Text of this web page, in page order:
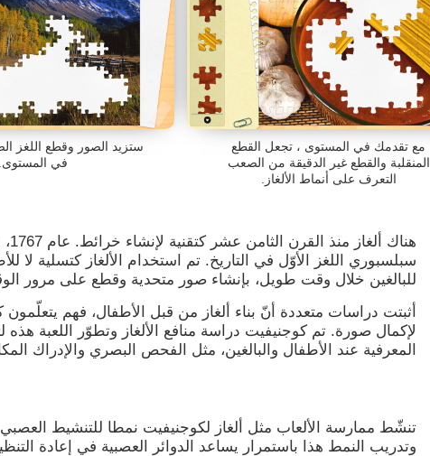
مع تقدمك في المستوى ، تجعل القطع
المنقلبة والقطع غير الدقيقة من الصعب
التعرف على أنماط الألغاز.
ستزيد الصور وقطع اللغز
في المستوى.
هناك
سبلسبوري اللغز الأوّل في التاريخ. تم استخدام الألغاز كتسلية لا
للبالغين خلال وقت طويل، بإنشاء صور متحدية وقطع على مرور
أثبتت دراسات متعددة أنّ بناء ألغاز من قبل الأطفال، فهم يتعلّمون
لإكمال صورة. تم كوجنيفيت دراسة منافع الألغاز وتطوّر اللعبة هذه
المعرفية عند الأطفال والبالغين، مثل الفحص البصري والإدراك
تنشّط ممارسة الألعاب مثل ألغاز لكوجنيفيت نمطا للتنشيط
وتدريب النمط هذا باستمرار يساعد الدوائر العصبية في إعادة